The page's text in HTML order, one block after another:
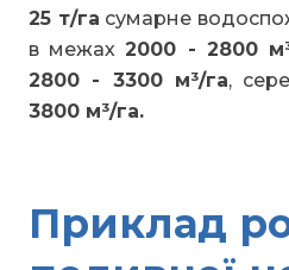
25 т/га сумарне
в межах2000 - 2800
2800 - 3300 м³/га,
3800 м³/га.
Приклад